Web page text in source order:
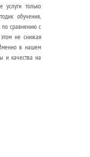
услуги только
обучения,
по сравнению с
не снижая
в нашем
и качества на